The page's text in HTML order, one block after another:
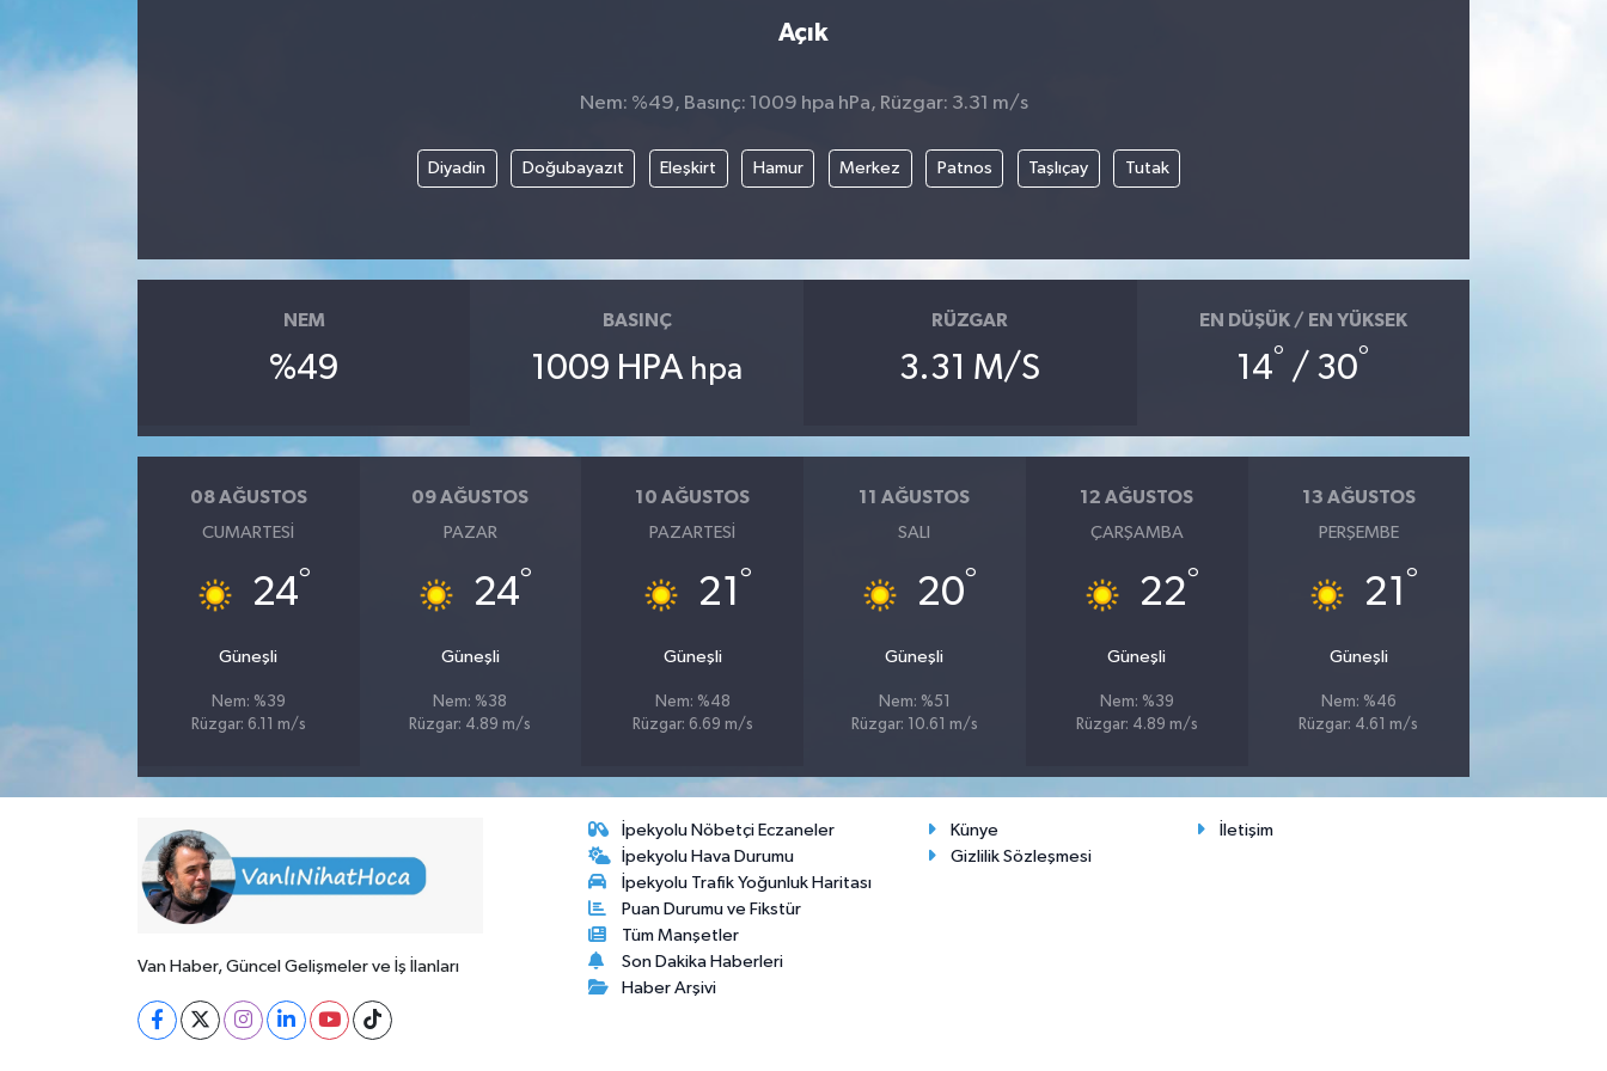
Açık
Nem: %49, Basınç: 1009 hpa hPa, Rüzgar: 3.31 m/s
Diyadin Doğubayazıt Eleşkirt Hamur Merkez Patnos Taşlıçay Tutak
NEM
%49
BASINÇ
1009 HPA hpa
RÜZGAR
3.31 M/S
EN DÜŞÜK / EN YÜKSEK
14° / 30°
08 AĞUSTOS
CUMARTESI
24°
Güneşli
Nem: %39
Rüzgar: 6.11 m/s
09 AĞUSTOS
PAZAR
24°
Güneşli
Nem: %38
Rüzgar: 4.89 m/s
10 AĞUSTOS
PAZARTESI
21 °
Güneşli
Nem: %48
Rüzgar: 6.69 m/s
11 AĞUSTOS
SALI
20°
Güneşli
Nem: %51
Rüzgar: 10.61 m/s
12 AĞUSTOS
ÇARŞAMBA
22°
Güneşli
Nem: %39
Rüzgar: 4.89 m/s
13 AĞUSTOS
PERŞEMBE
21 °
Güneşli
Nem: %46
Rüzgar: 4.61 m/s
Van Haber, Güncel Gelişmeler ve İş İlanları
İpekyolu Nöbetçi Eczaneler
İpekyolu Hava Durumu
İpekyolu Trafik Yoğunluk Haritası
Puan Durumu ve Fikstür
Tüm Manşetler
Son Dakika Haberleri
Haber Arşivi
Künye
İletişim
Gizlilik Sözleşmesi